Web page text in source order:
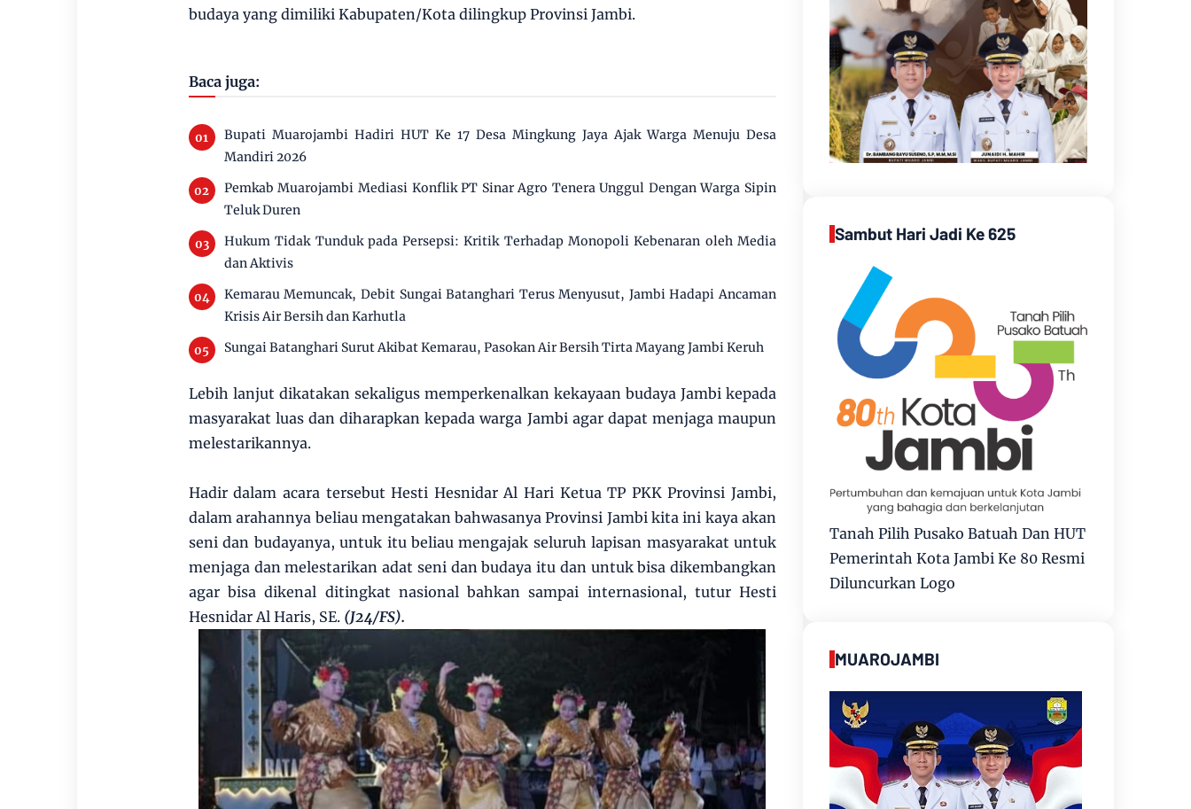
budaya yang dimiliki Kabupaten/Kota dilingkup Provinsi Jambi.
Baca juga:
Bupati Muarojambi Hadiri HUT Ke 17 Desa Mingkung Jaya Ajak Warga Menuju Desa
Mandiri 2026
Pemkab Muarojambi Mediasi Konflik PT Sinar Agro Tenera Unggul Dengan Warga Sipin
Teluk Duren
Hukum Tidak Tunduk pada Persepsi: Kritik Terhadap Monopoli Kebenaran oleh Media
dan Aktivis
Kemarau Memuncak, Debit Sungai Batanghari Terus Menyusut, Jambi Hadapi Ancaman
Krisis Air Bersih dan Karhutla
Sungai Batanghari Surut Akibat Kemarau, Pasokan Air Bersih Tirta Mayang Jambi Keruh
Lebih lanjut dikatakan sekaligus memperkenalkan kekayaan budaya Jambi kepada
masyarakat luas dan diharapkan kepada warga Jambi agar dapat menjaga maupun
melestarikannya.
Hadir dalam acara tersebut Hesti Hesnidar Al Hari Ketua TP PKK Provinsi Jambi,
dalam arahannya beliau mengatakan bahwasanya Provinsi Jambi kita ini kaya akan
seni dan budayanya, untuk itu beliau mengajak seluruh lapisan masyarakat untuk
menjaga dan melestarikan adat seni dan budaya itu dan untuk bisa dikembangkan
agar bisa dikenal ditingkat nasional bahkan sampai internasional, tutur Hesti
Hesnidar Al Haris, SE.(J24/FS).
Sambut Hari Jadi Ke 625
Tanah Pilih Pusako Batuah Dan HUT
Pemerintah Kota Jambi Ke 80 Resmi
Diluncurkan Logo
MUAROJAMBI